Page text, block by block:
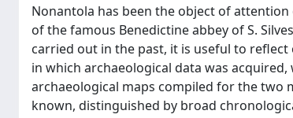
Nonantola has been the object of
of the famous Benedictine abbey of S.
carried out in the past, it is useful to
in which archaeological data was
archaeological maps compiled for the two
known, distinguished by broad